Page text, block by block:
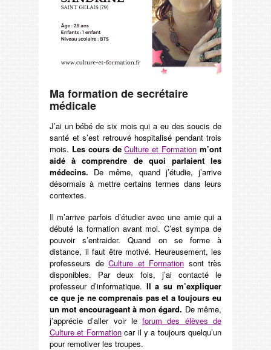
Ma formation de secrétaire
médicale
J’ai un bébé de six mois qui a eu des soucis de
santé et s’est retrouvé hospitalisé pendant trois
mois. Les cours de Culture et Formation m’ont
aidé à comprendre de quoi parlaient les
médecins. De même, quand j’étudie, j’arrive
désormais à mettre certains termes dans leurs
contextes.
Il m’arrive parfois d’étudier avec une amie qui a
débuté la formation avant moi. C’est sympa de
pouvoir s’entraider. Quand on se forme à
distance, il faut être motivé. Heureusement, les
professeurs de Culture et Formation sont très
disponibles. Par deux fois, j’ai contacté le
professeur d’informatique. Il a su m’expliquer
ce que je ne comprenais pas et a toujours eu
un mot encourageant à mon égard. De même,
j’apprécie d’aller voir leforum des élèves de
Culture et Formationcar il y a toujours quelqu’un
pour remotiver les troupes.